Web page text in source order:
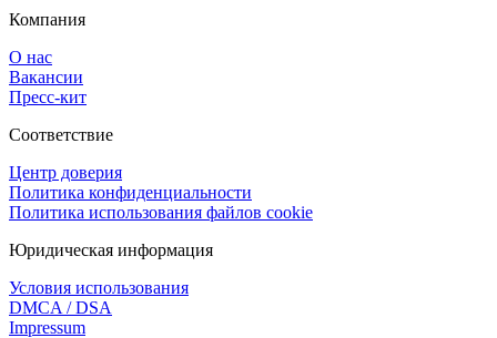
Компания
О нас
Вакансии
Пресс-кит
Соответствие
Центр доверия
Политика конфиденциальности
Политика использования файлов cookie
Юридическая информация
Условия использования
DMCA / DSA
Impressum